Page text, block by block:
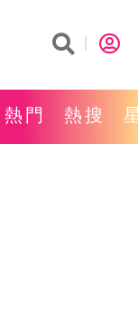
熱門 熱搜